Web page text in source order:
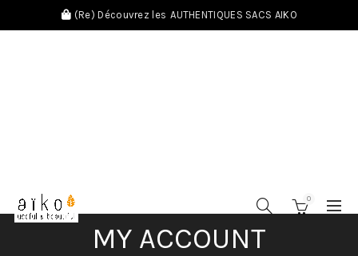
(Re) Découvrez les AUTHENTIQUES SACS AIKO
0
MY ACCOUNT